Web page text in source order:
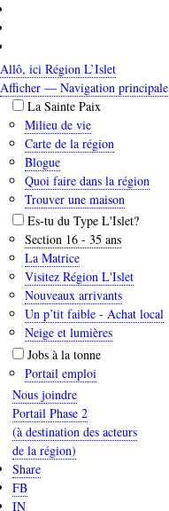
Aller
au
contenu
principal
Allô, ici Région L’Islet
Navigation
principale
Afficher — Navigation principale
La Sainte Paix
Milieu de vie
Carte de la région
Blogue
Quoi faire dans la région
Trouver une maison
Es-tu du Type L'Islet?
Section 16 - 35 ans
La Matrice
Visitez Région L'Islet
Nouveaux arrivants
Un p’tit faible - Achat local
Neige et lumières
Jobs à la tonne
Portail emploi
Nous joindre
Portail Phase 2
(à destination des acteurs
de la région)
Share
FB
IN